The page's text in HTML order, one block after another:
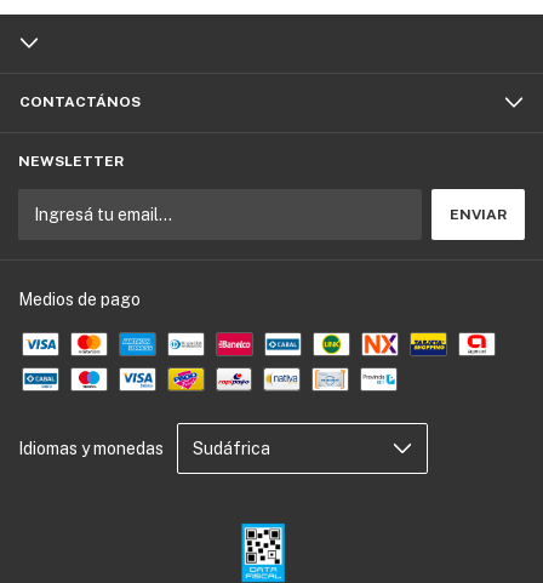
CONTACTÁNOS
NEWSLETTER
Medios de pago
Idiomas y monedas